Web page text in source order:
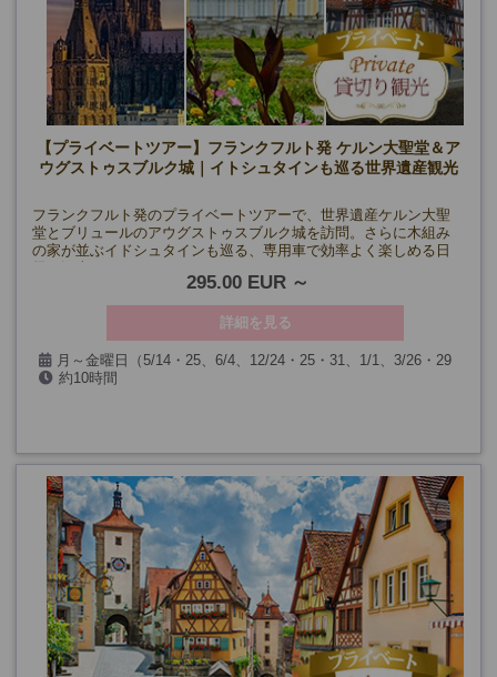
【プライベートツアー】フランクフルト発 ケルン大聖堂＆ア
ウグストゥスブルク城｜イトシュタインも巡る世界遺産観光
フランクフルト発のプライベートツアーで、世界遺産ケルン大聖
堂とブリュールのアウグストゥスブルク城を訪問。さらに木組み
の家が並ぶイドシュタインも巡る、専用車で効率よく楽しめる日
295.00 EUR
詳細を見る
月～金曜日（5/14・25、6/4、12/24・25・31、1/1、3/26・29
を除く）
約10時間